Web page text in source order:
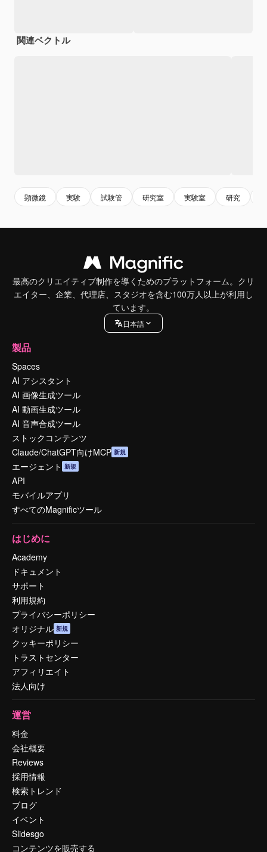
関連ベクトル
顕微鏡 実験 試験管 研究室 実験室 研究
最高のクリエイティブ制作を導くためのプラットフォーム。クリ
エイター、企業、代理店、スタジオを含む100万人以上が利用し
ています。
日本語
製品
Spaces
AI アシスタント
AI 画像生成ツール
AI 動画生成ツール
AI 音声合成ツール
ストックコンテンツ
Claude/ChatGPT向けMCP 新規
エージェント 新規
API
モバイルアプリ
すべてのMagnificツール
はじめに
Academy
ドキュメント
サポート
利用規約
プライバシーポリシー
オリジナル 新規
クッキーポリシー
トラストセンター
アフィリエイト
法人向け
運営
料金
会社概要
Reviews
採用情報
検索トレンド
ブログ
イベント
Slidesgo
コンテンツを販売する